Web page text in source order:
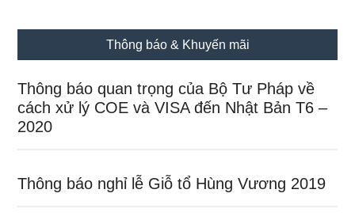
Thông báo & Khuyến mãi
Thông báo quan trọng của Bộ Tư Pháp về
cách xử lý COE và VISA đến Nhật Bản T6 –
2020
Thông báo nghỉ lễ Giỗ tổ Hùng Vương 2019